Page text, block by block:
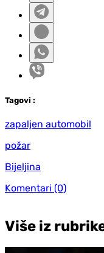
Tagovi :
zapaljen automobil
požar
Bijeljina
Komentari (0)
Više iz